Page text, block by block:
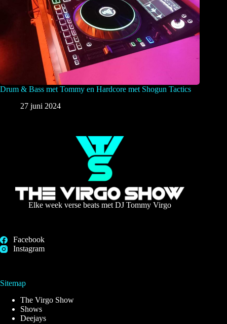
Drum & Bass met Tommy en Hardcore met Shogun Tactics
27 juni 2024
Elke week verse beats met DJ Tommy Virgo
Facebook
Instagram
Sitemap
The Virgo Show
Shows
Deejays